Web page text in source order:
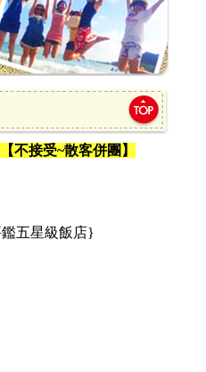
【不接受~散客併團】
鑑五星級飯店}